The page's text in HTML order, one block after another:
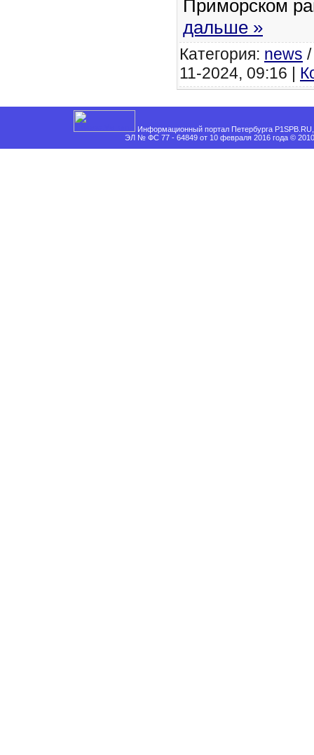
Приморском
дальше »
Категория: news
11-2024, 09:16 |
Информационный портал Петербурга
ЭЛ № ФС 77 - 64849 от 10 февраля 2016 года ©